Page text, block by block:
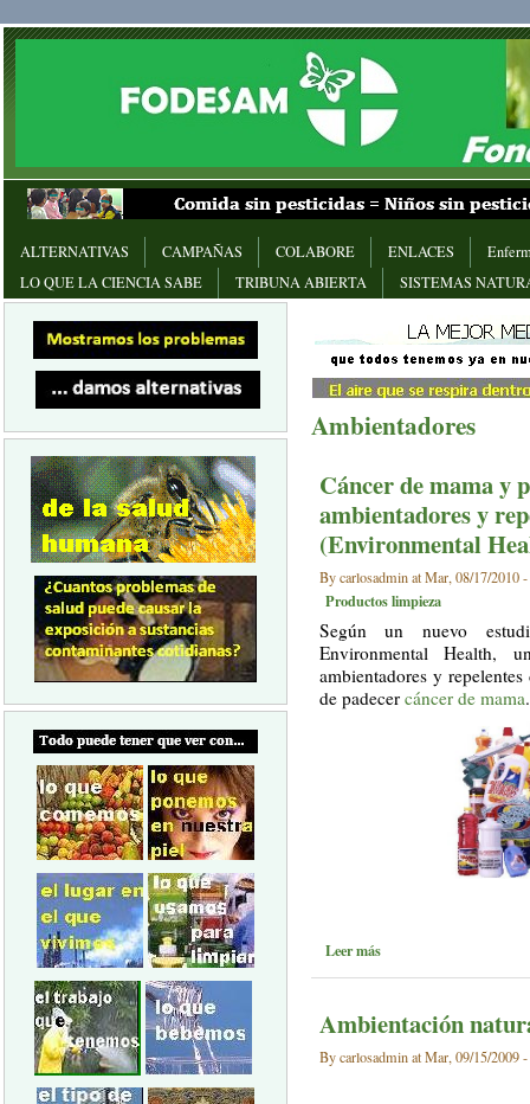
ALTERNATIVAS CAMPAÑAS COLABORE ENLACES
LO QUE LA CIENCIA SABE
TRIBUNA ABIERTA SISTEMAS
Ambientadores
Cáncer de mama y
ambientadores y
(Environmental
By carlosadmin at Mar, 08/17/2010
Productos limpieza
Según un nuevo
Environmental Health,
ambientadores y
de padecer cáncer de mama.
Leer más
Ambientación
By carlosadmin at Mar, 09/15/2009